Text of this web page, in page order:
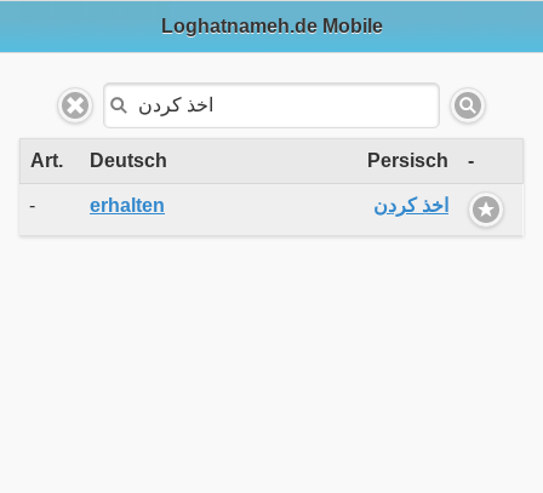
Loghatnameh.de Mobile
Art. Deutsch Persisch -
- erhalten اخذ کردن